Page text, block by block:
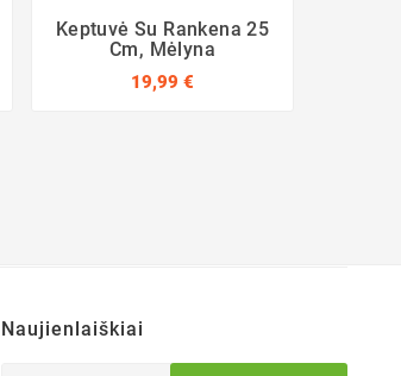
Keptuvė Su Rankena 25
Cm, Mėlyna
19,99 €
Naujienlaiškiai